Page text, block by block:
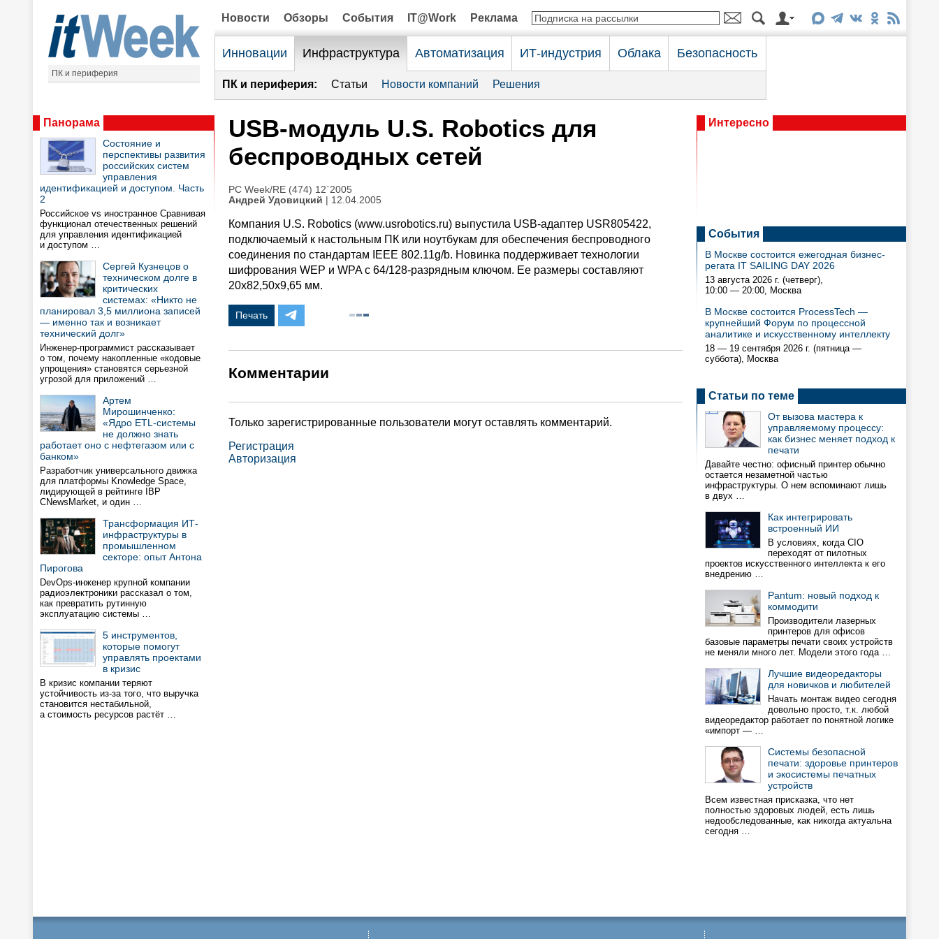
ПК и периферия
Новости Обзоры События IT@Work Реклама
Инновации Инфраструктура Автоматизация ИТ-индустрия Облака Безопасность
ПК и периферия: Статьи Новости компаний Решения
Панорама
Состояние и
перспективы развития
российских систем
управления
идентификацией и доступом. Часть
2
Российское vs иностранное Сравнивая
функционал отечественных решений
для управления идентификацией
и доступом …
Сергей Кузнецов о
техническом долге в
критических
системах: «Никто не
планировал 3,5 миллиона записей
— именно так и возникает
технический долг»
Инженер-программист рассказывает
о том, почему накопленные «кодовые
упрощения» становятся серьезной
угрозой для приложений …
Артем
Мирошинченко:
«Ядро ETL-системы
не должно знать
работает оно с нефтегазом или с
банком»
Разработчик универсального движка
для платформы Knowledge Space,
лидирующей в рейтинге IBP
CNewsMarket, и один …
Трансформация ИТ-
инфраструктуры в
промышленном
секторе: опыт Антона
Пирогова
DevOps-инженер крупной компании
радиоэлектроники рассказал о том,
как превратить рутинную
эксплуатацию системы …
5 инструментов,
которые помогут
управлять проектами
в кризис
В кризис компании теряют
устойчивость из-за того, что выручка
становится нестабильной,
а стоимость ресурсов растёт …
USB-модуль U.S. Robotics для
беспроводных сетей
PC Week/RE (474) 12`2005
Андрей Удовицкий | 12.04.2005
Компания U.S. Robotics (www.usrobotics.ru) выпустила USB-адаптер USR805422,
подключаемый к настольным ПК или ноутбукам для обеспечения беспроводного
соединения по стандартам IEEE 802.11g/b. Новинка поддерживает технологии
шифрования WEP и WPA с 64/128-разрядным ключом. Ее размеры составляют
20х82,50х9,65 мм.
Печать
Комментарии
Только зарегистрированные пользователи могут оставлять комментарий.
Регистрация
Авторизация
Интересно
События
В Москве состоится ежегодная бизнес-
регата IT SAILING DAY 2026
13 августа 2026 г. (четверг),
10:00 — 20:00, Москва
В Москве состоится ProcessTech —
крупнейший Форум по процессной
аналитике и искусственному интеллекту
18 — 19 сентября 2026 г. (пятница —
суббота), Москва
Статьи по теме
От вызова мастера к
управляемому процессу:
как бизнес меняет подход к
печати
Давайте честно: офисный принтер обычно
остается незаметной частью
инфраструктуры. О нем вспоминают лишь
в двух …
Как интегрировать
встроенный ИИ
В условиях, когда CIO
переходят от пилотных
проектов искусственного интеллекта к его
внедрению …
Pantum: новый подход к
коммодити
Производители лазерных
принтеров для офисов
базовые параметры печати своих устройств
не меняли много лет. Модели этого года …
Лучшие видеоредакторы
для новичков и любителей
Начать монтаж видео сегодня
довольно просто, т.к. любой
видеоредактор работает по понятной логике
«импорт — …
Системы безопасной
печати: здоровье принтеров
и экосистемы печатных
устройств
Всем известная присказка, что нет
полностью здоровых людей, есть лишь
недообследованные, как никогда актуальна
сегодня …